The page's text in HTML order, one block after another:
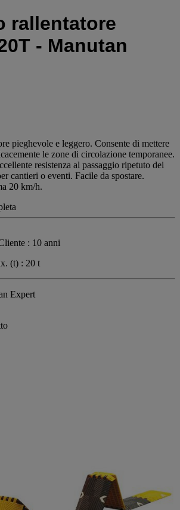
rallentatore
- Manutan
pieghevole e leggero. Consente di mettere
le zone di circolazione temporanee.
resistenza al passaggio ripetuto dei
cantieri o eventi. Facile da spostare.
20 km/h.
: 10 anni
(t) : 20 t
Expert